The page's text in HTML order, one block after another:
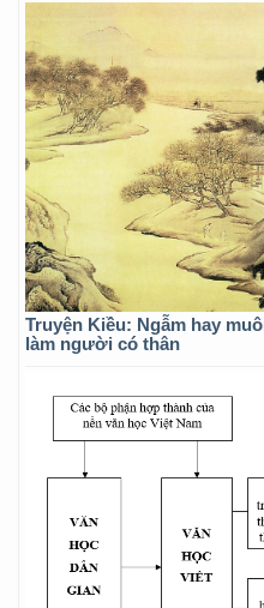
Truyện Kiều: Ngẫm hay
làm người có thân